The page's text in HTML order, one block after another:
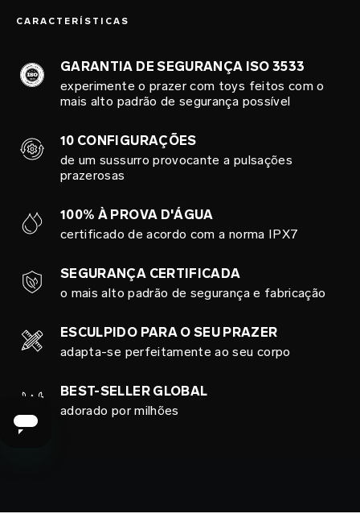
CARACTERÍSTICAS
GARANTIA DE SEGURANÇA ISO 3533
experimente o prazer com toys feitos com o
mais alto padrão de segurança possível
10 CONFIGURAÇÕES
de um sussurro provocante a pulsações
prazerosas
100% À PROVA D'ÁGUA
certificado de acordo com a norma IPX7
SEGURANÇA CERTIFICADA
o mais alto padrão de segurança e fabricação
ESCULPIDO PARA O SEU PRAZER
adapta-se perfeitamente ao seu corpo
BEST-SELLER GLOBAL
adorado por milhões